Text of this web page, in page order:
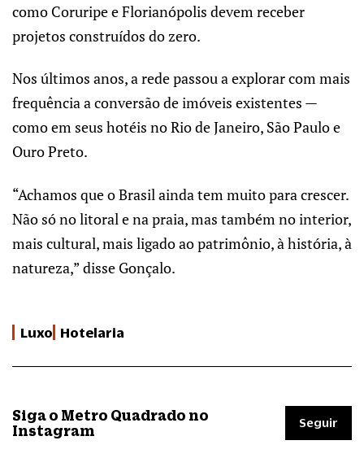
como Coruripe e Florianópolis devem receber
projetos construídos do zero.
Nos últimos anos, a rede passou a explorar com mais
frequência a conversão de imóveis existentes —
como em seus hotéis no Rio de Janeiro, São Paulo e
Ouro Preto.
“Achamos que o Brasil ainda tem muito para crescer.
Não só no litoral e na praia, mas também no interior,
mais cultural, mais ligado ao patrimônio, à história, à
natureza,” disse Gonçalo.
Luxo Hotelaria
Siga o Metro Quadrado no
Instagram
Seguir